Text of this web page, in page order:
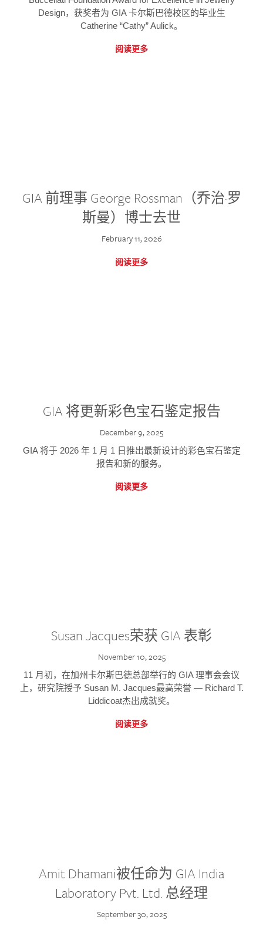
Design，获奖者为 GIA 卡尔斯巴德校区的毕业生
Catherine “Cathy” Aulick。
阅读更多
GIA 前理事 George Rossman（乔治·罗
斯曼）博士去世
February 11, 2026
阅读更多
GIA 将更新彩色宝石鉴定报告
December 9, 2025
GIA 将于 2026 年 1 月 1 日推出最新设计的彩色宝石鉴定
报告和新的服务。
阅读更多
Susan Jacques荣获 GIA 表彰
November 10, 2025
11 月初，在加州卡尔斯巴德总部举行的 GIA 理事会会议
上，研究院授予 Susan M. Jacques最高荣誉 — Richard T.
Liddicoat杰出成就奖。
阅读更多
Amit Dhamani被任命为 GIA India
Laboratory Pvt. Ltd. 总经理
September 30, 2025